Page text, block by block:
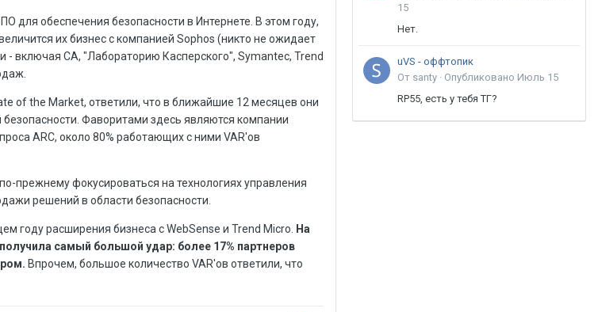
для обеспечения безопасности в Интернете. В этом году,
их бизнес с компанией Sophos (никто не ожидает
- включая CA, "Лабораторию Касперского", Symantec, Trend
of the Market, ответили, что в ближайшие 12 месяцев они
Фаворитами здесь являются компании
ARC, около 80% работающих с ними VAR'ов
прежнему фокусироваться на технологиях управления
решений в области безопасности.
году расширения бизнеса с WebSense и Trend Micro.
На
самый большой удар: более 17% партнеров
Впрочем, большое количество VAR'ов ответили, что
15
Нет.
uVS - оффтопик
От santy · Опубликовано Июль 15
RP55, есть у тебя ТГ?